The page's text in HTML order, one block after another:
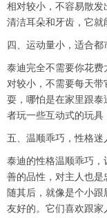
相对较小，不容易散发
清洁耳朵和牙齿，它就
四、运动量小，适合都
泰迪完全不需要你花
对较小，不需要每天
耍，哪怕是在家里跟
者玩一些互动式的玩具
五、温顺乖巧，性格迷
泰迪的性格温顺乖巧
善的品性，对主人也
随其后，就像是个小
友好的。它们喜欢跟家